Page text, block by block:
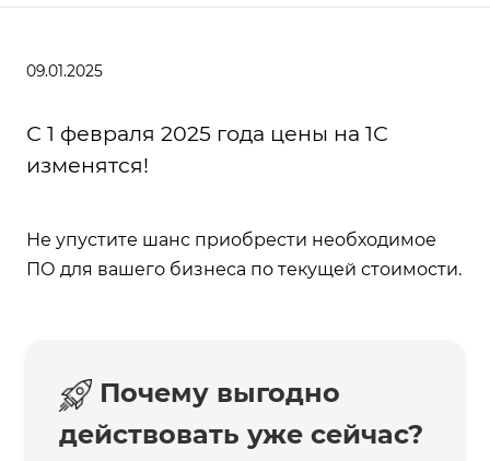
09.01.2025
С 1 февраля 2025 года цены на 1С
изменятся!
Не упустите шанс приобрести необходимое
ПО для вашего бизнеса по текущей стоимости.
Почему выгодно
действовать уже сейчас?